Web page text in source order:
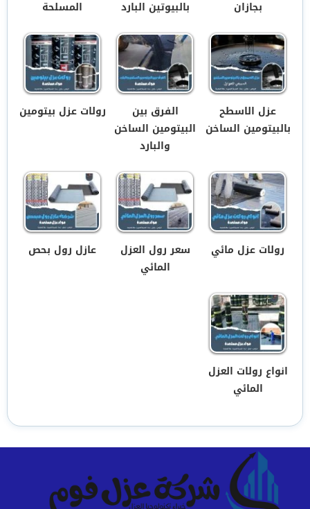
بجازان
بالبيوتين البارد
المسلحة
عزل الاسطح
بالبيتومين الساخن
الفرق بين
البيتومين الساخن
والبارد
رولات عزل بيتومين
رولات عزل مائي
سعر رول العزل
المائي
عازل رول بحص
انواع رولات العزل
المائي